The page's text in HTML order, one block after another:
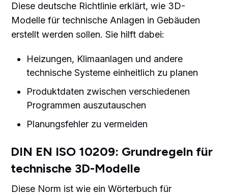
Diese deutsche Richtlinie erklärt, wie 3D-
Modelle für technische Anlagen in Gebäuden
erstellt werden sollen. Sie hilft dabei:
Heizungen, Klimaanlagen und andere
technische Systeme einheitlich zu planen
Produktdaten zwischen verschiedenen
Programmen auszutauschen
Planungsfehler zu vermeiden
DIN EN ISO 10209: Grundregeln für
technische 3D-Modelle
Diese Norm ist wie ein Wörterbuch für